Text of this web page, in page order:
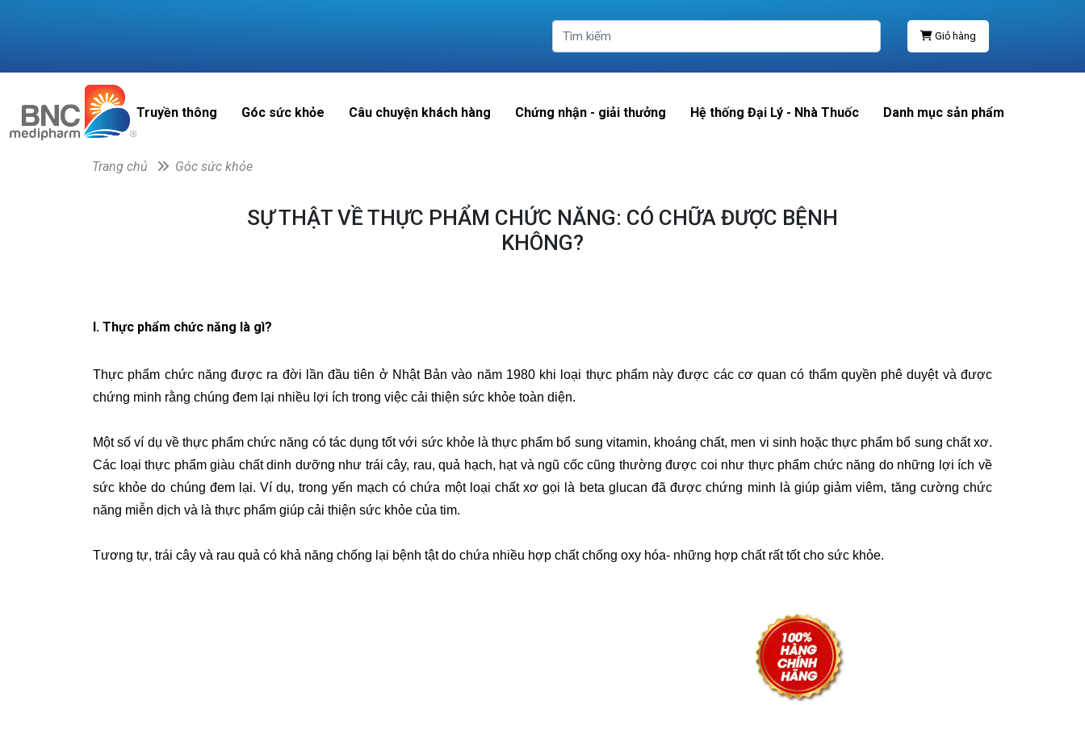
Giỏ hàng
Truyền thông Góc sức khỏe Câu chuyện khách hàng Chứng nhận - giải thưởng Hệ thống Đại Lý - Nhà Thuốc Danh mục sản phẩm
Trang chủ Góc sức khỏe
SỰ THẬT VỀ THỰC PHẨM CHỨC NĂNG: CÓ CHỮA ĐƯỢC BỆNH
KHÔNG?
I. Thực phẩm chức năng là gì?
Thực phẩm chức năng được ra đời lần đầu tiên ở Nhật Bản vào năm 1980 khi loại thực phẩm này được các cơ quan có thẩm quyền phê duyệt và được
chứng minh rằng chúng đem lại nhiều lợi ích trong việc cải thiện sức khỏe toàn diện.
Một số ví dụ về thực phẩm chức năng có tác dụng tốt với sức khỏe là thực phẩm bổ sung vitamin, khoáng chất, men vi sinh hoặc thực phẩm bổ sung chất xơ.
Các loại thực phẩm giàu chất dinh dưỡng như trái cây, rau, quả hạch, hạt và ngũ cốc cũng thường được coi như thực phẩm chức năng do những lợi ích về
sức khỏe do chúng đem lại. Ví dụ, trong yến mạch có chứa một loại chất xơ gọi là beta glucan đã được chứng minh là giúp giảm viêm, tăng cường chức
năng miễn dịch và là thực phẩm giúp cải thiện sức khỏe của tim.
Tương tự, trái cây và rau quả có khả năng chống lại bệnh tật do chứa nhiều hợp chất chống oxy hóa- những hợp chất rất tốt cho sức khỏe.